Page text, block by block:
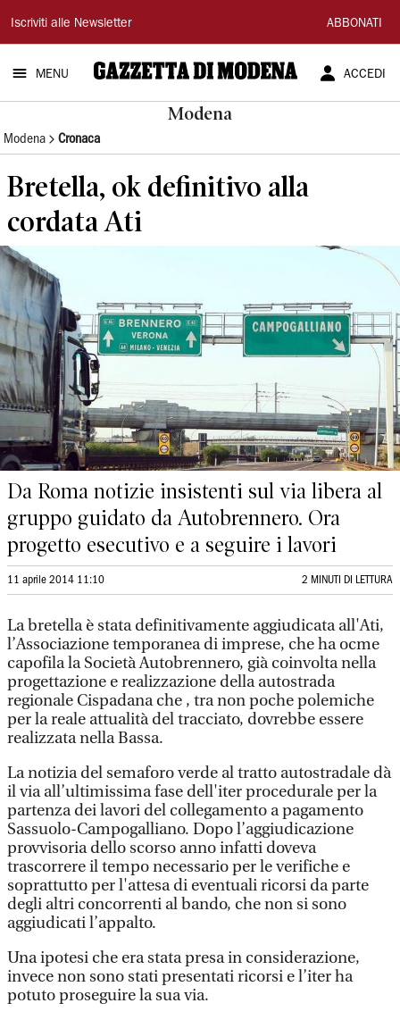
Gazzetta
di
Modena
Iscriviti alle Newsletter ABBONATI
MENU ACCEDI
Modena
Modena Cronaca
Bretella, ok definitivo alla
cordata Ati
Da Roma notizie insistenti sul via libera al
gruppo guidato da Autobrennero. Ora
progetto esecutivo e a seguire i lavori
11 aprile 2014 11:10 2 MINUTI DI LETTURA
La bretella è stata definitivamente aggiudicata all'Ati,
l’Associazione temporanea di imprese, che ha ocme
capofila la Società Autobrennero, già coinvolta nella
progettazione e realizzazione della autostrada
regionale Cispadana che , tra non poche polemiche
per la reale attualità del tracciato, dovrebbe essere
realizzata nella Bassa.
La notizia del semaforo verde al tratto autostradale dà
il via all’ultimissima fase dell'iter procedurale per la
partenza dei lavori del collegamento a pagamento
Sassuolo-Campogalliano. Dopo l’aggiudicazione
provvisoria dello scorso anno infatti doveva
trascorrere il tempo necessario per le verifiche e
soprattutto per l'attesa di eventuali ricorsi da parte
degli altri concorrenti al bando, che non si sono
aggiudicati l’appalto.
Una ipotesi che era stata presa in considerazione,
invece non sono stati presentati ricorsi e l’iter ha
potuto proseguire la sua via.